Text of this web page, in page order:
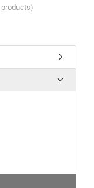
products)